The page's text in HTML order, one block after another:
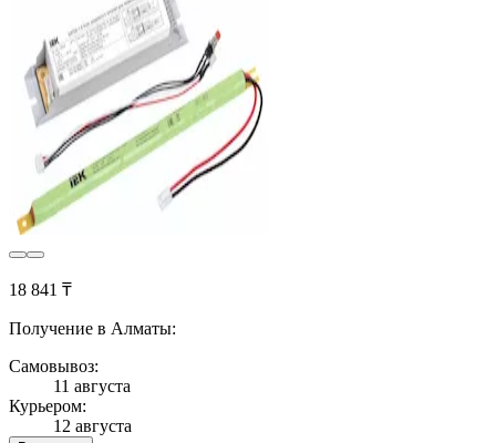
18 841 ₸
Получение в Алматы:
Самовывоз:
11 августа
Курьером:
12 августа